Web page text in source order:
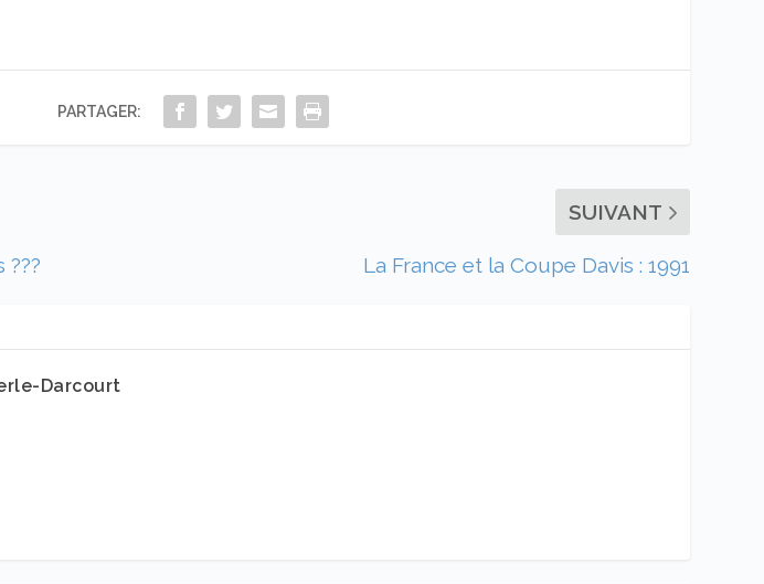
PARTAGER:
???
SUIVANT
La France et la Coupe Davis : 1991
Darcourt